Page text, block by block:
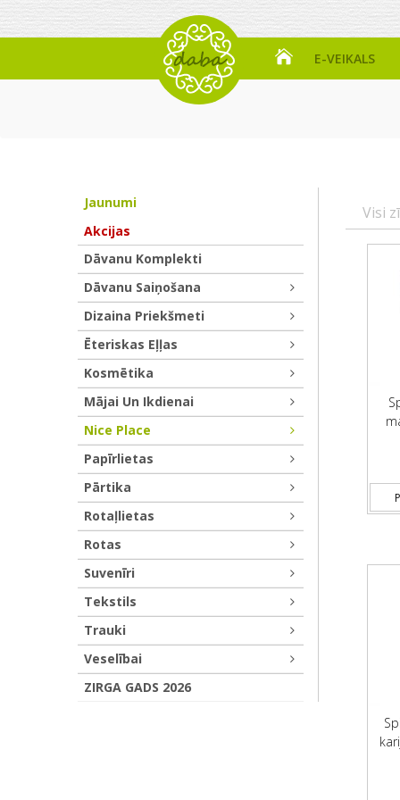
E-VEIKALS
Visi
Jaunumi
Akcijas
Dāvanu Komplekti
Dāvanu Saiņošana
Dizaina Priekšmeti
Ēteriskas Eļļas
Kosmētika
Mājai Un Ikdienai
Nice Place
Papīrlietas
Pārtika
Rotaļlietas
Rotas
Suvenīri
Tekstils
Trauki
Veselībai
ZIRGA GADS 2026